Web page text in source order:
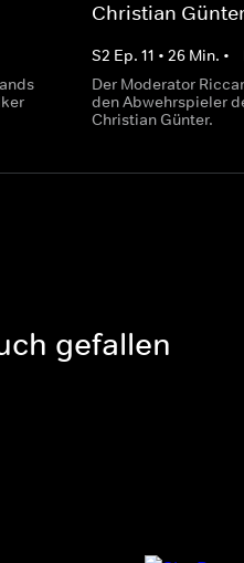
Christian
S2 Ep.11 •26 Min. •
Der Moderator
den Abwehrspieler
Christian Günter.
gefallen